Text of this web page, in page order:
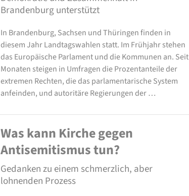
Brandenburg unterstützt
In Brandenburg, Sachsen und Thüringen finden in
diesem Jahr Landtagswahlen statt. Im Frühjahr stehen
das Europäische Parlament und die Kommunen an. Seit
Monaten steigen in Umfragen die Prozentanteile der
extremen Rechten, die das parlamentarische System
anfeinden, und autoritäre Regierungen der …
Was kann Kirche gegen
Antisemitismus tun?
Gedanken zu einem schmerzlich, aber
lohnenden Prozess